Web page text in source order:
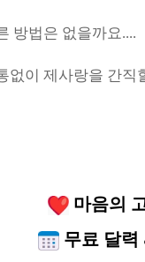
방법은 없을까요....
없이 제사랑을 간직
마음의
무료 달력